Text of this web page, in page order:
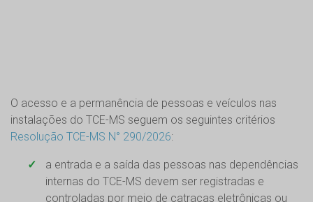
O acesso e a permanência de pessoas e veículos nas
instalações do TCE-MS seguem os seguintes critérios
Resolução TCE-MS N° 290/2026:
a entrada e a saída das pessoas nas dependências
internas do TCE-MS devem ser registradas e
controladas por meio de catracas eletrônicas ou